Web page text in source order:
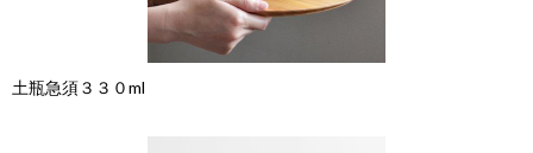
土瓶急須３３０ml